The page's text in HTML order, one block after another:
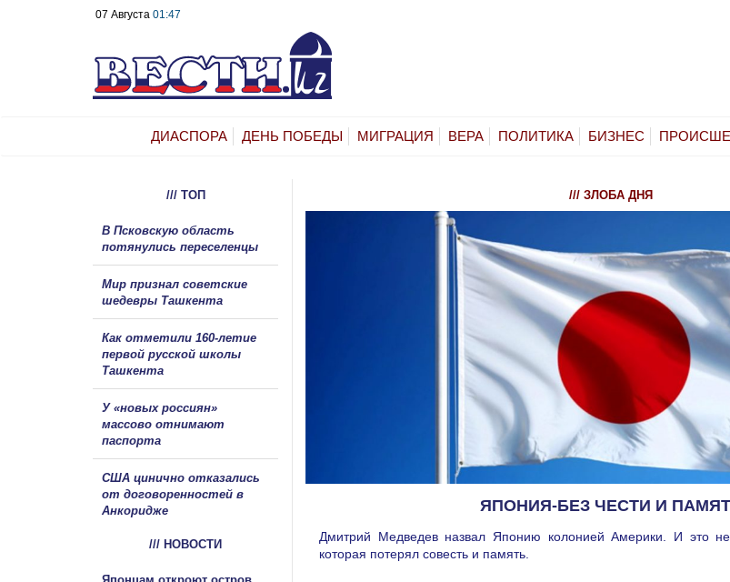
07 Августа 01:47
ДИАСПОРА ДЕНЬ ПОБЕДЫ МИГРАЦИЯ ВЕРА ПОЛИТИКА БИЗНЕС
/// ЗЛОБА ДНЯ
ЯПОНИЯ-БЕЗ ЧЕСТИ И
Дмитрий Медведев назвал Японию колонией Америки. И это не
которая потерял совесть и память.
/// ТОП
В Псковскую область
потянулись переселенцы
Мир признал советские
шедевры Ташкента
Как отметили 160-летие
первой русской школы
Ташкента
У «новых россиян»
массово отнимают
паспорта
США цинично отказались
от договоренностей в
Анкоридже
/// НОВОСТИ